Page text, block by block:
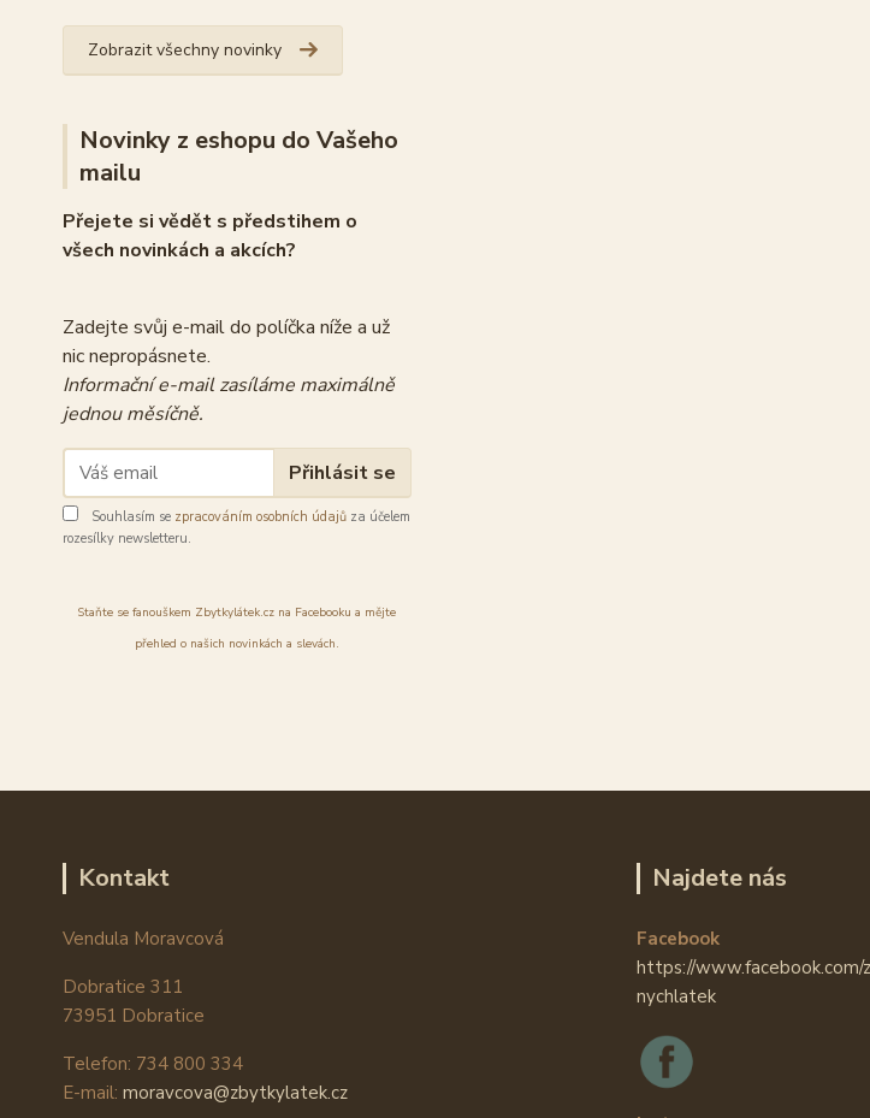
Zobrazit všechny novinky
Novinky z eshopu do Vašeho
mailu
Přejete si vědět s předstihem o
všech novinkách a akcích?
Zadejte svůj e-mail do políčka níže a už
nic nepropásnete.
Informační e-mail zasíláme maximálně
jednou měsíčně.
Přihlásit se
Souhlasím se zpracováním osobních údajů za účelem
rozesílky newsletteru.
Staňte se fanouškem Zbytkylátek.cz na Facebooku a mějte
přehled o našich novinkách a slevách.
Kontakt
Vendula Moravcová
Dobratice 311
73951 Dobratice
Telefon: 734 800 334
E-mail: moravcova@zbytkylatek.cz
Najdete nás
Facebook
https://www.facebook.com/
nychlatek